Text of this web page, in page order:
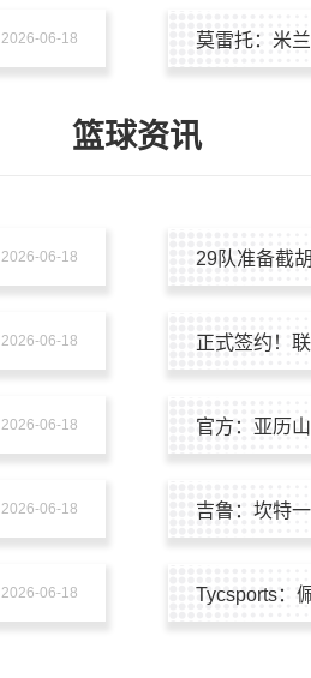
2026-06-18 莫雷托：米
篮球资讯
2026-06-18 29队准备截
2026-06-18 正式签约！
2026-06-18 官方：亚历
2026-06-18 吉鲁：坎特
2026-06-18 Tycsports：